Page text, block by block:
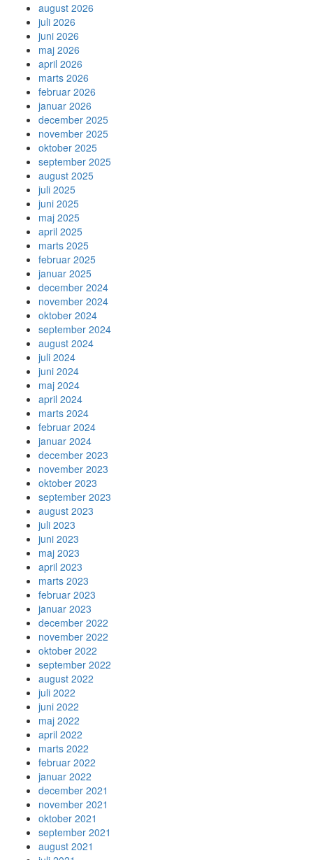
august 2026
juli 2026
juni 2026
maj 2026
april 2026
marts 2026
februar 2026
januar 2026
december 2025
november 2025
oktober 2025
september 2025
august 2025
juli 2025
juni 2025
maj 2025
april 2025
marts 2025
februar 2025
januar 2025
december 2024
november 2024
oktober 2024
september 2024
august 2024
juli 2024
juni 2024
maj 2024
april 2024
marts 2024
februar 2024
januar 2024
december 2023
november 2023
oktober 2023
september 2023
august 2023
juli 2023
juni 2023
maj 2023
april 2023
marts 2023
februar 2023
januar 2023
december 2022
november 2022
oktober 2022
september 2022
august 2022
juli 2022
juni 2022
maj 2022
april 2022
marts 2022
februar 2022
januar 2022
december 2021
november 2021
oktober 2021
september 2021
august 2021